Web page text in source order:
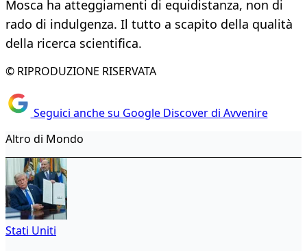
Mosca ha atteggiamenti di equidistanza, non di
rado di indulgenza. Il tutto a scapito della qualità
della ricerca scientifica.
© RIPRODUZIONE RISERVATA
Seguici anche su Google Discover di Avvenire
Altro di Mondo
Stati Uniti